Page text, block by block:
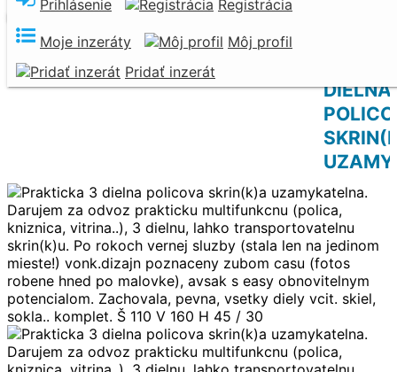
Prihlásenie Registrácia
Moje inzeráty
Môj profil
Pridať inzerát
Darujem za odvoz
Nevyhadzujte. Darujte!
DIELNA